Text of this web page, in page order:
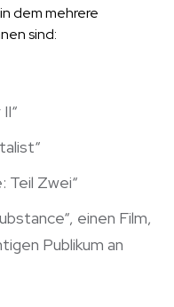
dem mehrere
sind:
Teil Zwei“
einen Film,
Publikum an